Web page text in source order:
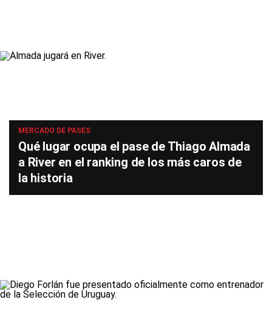
MERCADO DE PASES
Qué lugar ocupa el pase de Thiago Almada
a River en el ranking de los más caros de
la historia